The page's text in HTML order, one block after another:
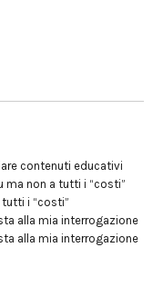
contenuti educativi
ma non a tutti i “costi”
i “costi”
alla mia interrogazione
alla mia interrogazione